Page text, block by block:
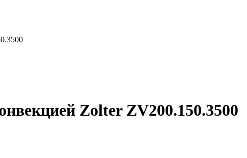
Zolter ZV200.150.3500